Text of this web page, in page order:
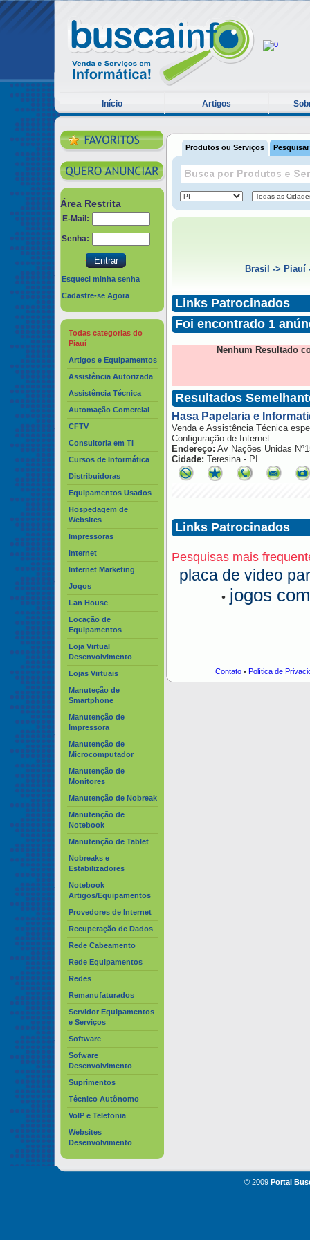
Início Artigos
Área Restrita
E-Mail:
Senha:
Esqueci minha senha
Cadastre-se Agora
Todas categorias do
Piauí
Artigos e Equipamentos
Assistência Autorizada
Assistência Técnica
Automação Comercial
CFTV
Consultoria em TI
Cursos de Informática
Distribuidoras
Equipamentos Usados
Hospedagem de
Websites
Impressoras
Internet
Internet Marketing
Jogos
Lan House
Locação de
Equipamentos
Loja Virtual
Desenvolvimento
Lojas Virtuais
Manuteção de
Smartphone
Manutenção de
Impressora
Manutenção de
Microcomputador
Manutenção de
Monitores
Manutenção de Nobreak
Manutenção de
Notebook
Manutenção de Tablet
Nobreaks e
Estabilizadores
Notebook
Artigos/Equipamentos
Provedores de Internet
Recuperação de Dados
Rede Cabeamento
Rede Equipamentos
Redes
Remanufaturados
Servidor Equipamentos
e Serviços
Software
Sofware
Desenvolvimento
Suprimentos
Técnico Autônomo
VoIP e Telefonia
Websites
Desenvolvimento
Produtos ou Serviços
Brasil -> Piauí
Links Patrocinados
Foi encontrado 1
Nenhum Resultado
Resultados
Hasa Papelaria e
Venda e Assistência Técnica
Configuração de Internet
Endereço: Av Nações Unidas
Cidade: Teresina - PI
Links Patrocinados
Pesquisas mais
placa de video
• jogos
Contato• Política de
© 2009 Portal